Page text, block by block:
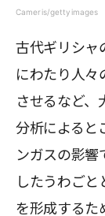
Cameris/gettyimages
古代ギリシャ
にわたり人々
させるなど、
分析によると
ンガスの影響
したうわご
を形成するた